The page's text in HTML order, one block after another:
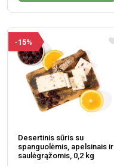
-15%
Desertinis sūris su
spanguolėmis, apelsinais ir
saulėgrąžomis, 0,2 kg